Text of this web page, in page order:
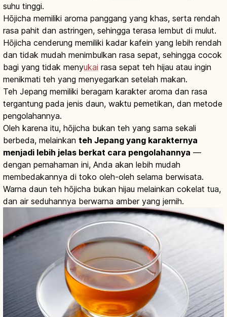
suhu tinggi.
Hōjicha memiliki aroma panggang yang khas, serta rendah
rasa pahit dan astringen, sehingga terasa lembut di mulut.
Hōjicha cenderung memiliki kadar kafein yang lebih rendah
dan tidak mudah menimbulkan rasa sepat, sehingga cocok
bagi yang tidak menyukai rasa sepat teh hijau atau ingin
menikmati teh yang menyegarkan setelah makan.
Teh Jepang memiliki beragam karakter aroma dan rasa
tergantung pada jenis daun, waktu pemetikan, dan metode
pengolahannya.
Oleh karena itu, hōjicha bukan teh yang sama sekali
berbeda, melainkan teh Jepang yang karakternya
menjadi lebih jelas berkat cara pengolahannya —
dengan pemahaman ini, Anda akan lebih mudah
membedakannya di toko oleh-oleh selama berwisata.
Warna daun teh hōjicha bukan hijau melainkan cokelat tua,
dan air seduhannya berwarna amber yang jernih.